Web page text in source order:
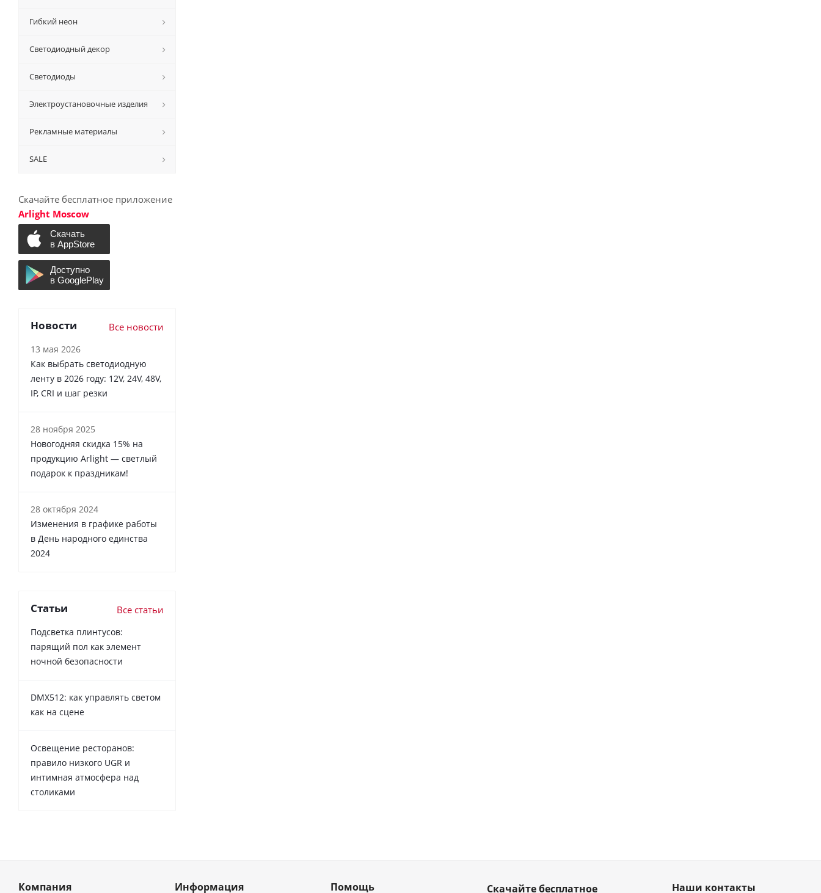
Гибкий неон
Светодиодный декор
Светодиоды
Электроустановочные изделия
Рекламные материалы
SALE
Скачайте бесплатное приложение
Arlight Moscow
Новости Все новости
13 мая 2026
Как выбрать светодиодную
ленту в 2026 году: 12V, 24V, 48V,
IP, CRI и шаг резки
28 ноября 2025
Новогодняя скидка 15% на
продукцию Arlight — светлый
подарок к праздникам!
28 октября 2024
Изменения в графике работы
в День народного единства
2024
Статьи Все статьи
Подсветка плинтусов:
парящий пол как элемент
ночной безопасности
DMX512: как управлять светом
как на сцене
Освещение ресторанов:
правило низкого UGR и
интимная атмосфера над
столиками
Компания Информация Помощь Скачайте бесплатное Наши контакты